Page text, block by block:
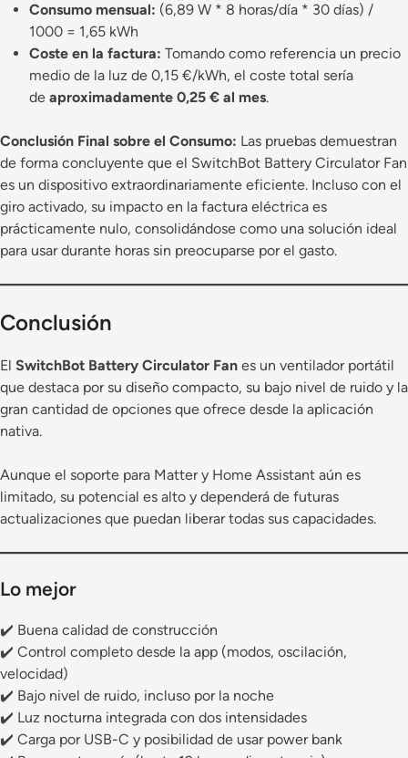
Consumo mensual: (6,89 W * 8 horas/día * 30 días) /
1000 = 1,65 kWh
Coste en la factura: Tomando como referencia un precio
medio de la luz de 0,15 €/kWh, el coste total sería
de aproximadamente 0,25 € al mes.
Conclusión Final sobre el Consumo: Las pruebas demuestran
de forma concluyente que el SwitchBot Battery Circulator Fan
es un dispositivo extraordinariamente eficiente. Incluso con el
giro activado, su impacto en la factura eléctrica es
prácticamente nulo, consolidándose como una solución ideal
para usar durante horas sin preocuparse por el gasto.
Conclusión
El SwitchBot Battery Circulator Fan es un ventilador portátil
que destaca por su diseño compacto, su bajo nivel de ruido y la
gran cantidad de opciones que ofrece desde la aplicación
nativa.
Aunque el soporte para Matter y Home Assistant aún es
limitado, su potencial es alto y dependerá de futuras
actualizaciones que puedan liberar todas sus capacidades.
Lo mejor
✔️ Buena calidad de construcción
✔️ Control completo desde la app (modos, oscilación,
velocidad)
✔️ Bajo nivel de ruido, incluso por la noche
✔️ Luz nocturna integrada con dos intensidades
✔️ Carga por USB-C y posibilidad de usar power bank